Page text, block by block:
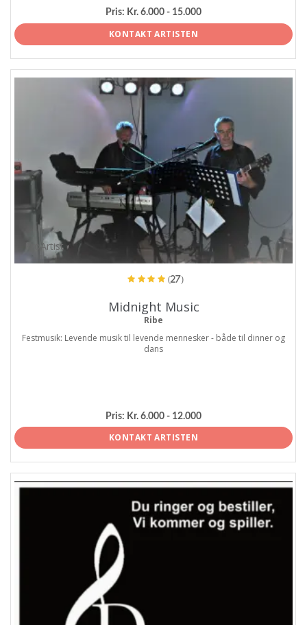
Pris: Kr. 6.000 - 15.000
KONTAKT ARTISTEN
ProArtist
(27)
Midnight Music
Ribe
Festmusik: Levende musik til levende mennesker - både til dinner og
dans
Pris: Kr. 6.000 - 12.000
KONTAKT ARTISTEN